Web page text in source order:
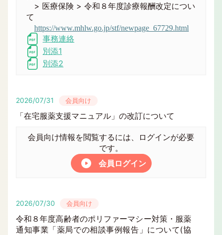
> 医療保険 > 令和８年度診療報酬改定につい
て
https://www.mhlw.go.jp/stf/newpage_67729.html
事務連絡
別添1
別添2
2026/07/31 会員向け
「在宅服薬支援マニュアル」の改訂について
会員向け情報を閲覧するには、ログインが必要
です。
会員ログイン
2026/07/30 会員向け
令和８年度高齢者のポリファーマシー対策・服薬
通知事業「薬局での相談事例報告」について(協